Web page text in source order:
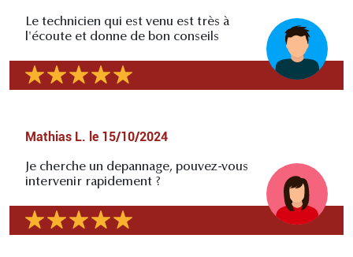
Le technicien qui est venu est très à
l'écoute et donne de bon conseils
Mathias L. le 15/10/2024
Je cherche un depannage, pouvez-vous
intervenir rapidement ?